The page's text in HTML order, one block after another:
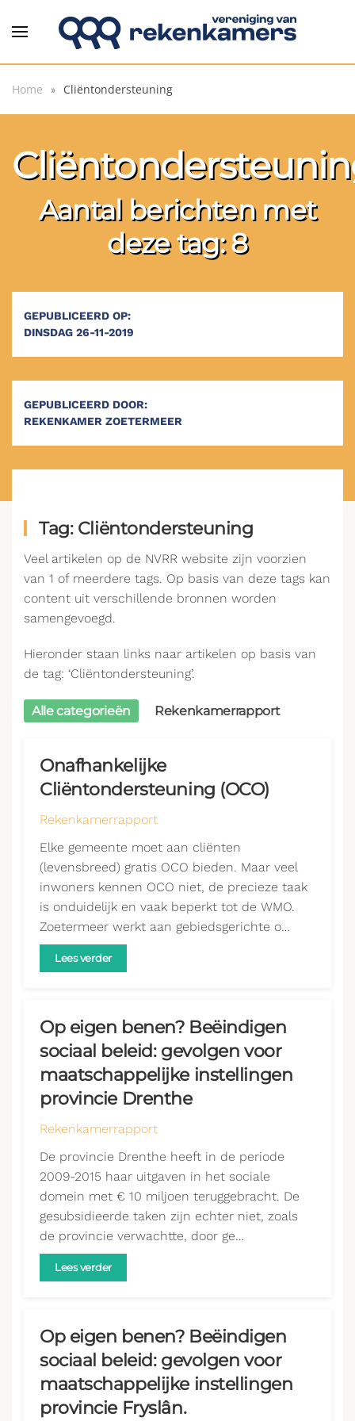
Overslaan en naar de inhoud gaan
Home Cliëntondersteuning
Aantal berichten met
deze tag: 8
GEPUBLICEERD OP:
DINSDAG 26-11-2019
GEPUBLICEERD DOOR:
REKENKAMER ZOETERMEER
Tag: Cliëntondersteuning
Veel artikelen op de NVRR website zijn voorzien
van 1 of meerdere tags. Op basis van deze tags kan
content uit verschillende bronnen worden
samengevoegd.
Hieronder staan links naar artikelen op basis van
de tag: ‘Cliëntondersteuning’.
Alle categorieën Rekenkamerrapport
Onafhankelijke
Cliëntondersteuning (OCO)
Rekenkamerrapport
Elke gemeente moet aan cliënten
(levensbreed) gratis OCO bieden. Maar veel
inwoners kennen OCO niet, de precieze taak
is onduidelijk en vaak beperkt tot de WMO.
Zoetermeer werkt aan gebiedsgerichte o…
Lees verder
Op eigen benen? Beëindigen
sociaal beleid: gevolgen voor
maatschappelijke instellingen
provincie Drenthe
Rekenkamerrapport
De provincie Drenthe heeft in de periode
2009-2015 haar uitgaven in het sociale
domein met € 10 miljoen teruggebracht. De
gesubsidieerde taken zijn echter niet, zoals
de provincie verwachtte, door ge…
Lees verder
Op eigen benen? Beëindigen
sociaal beleid: gevolgen voor
maatschappelijke instellingen
provincie Fryslân.